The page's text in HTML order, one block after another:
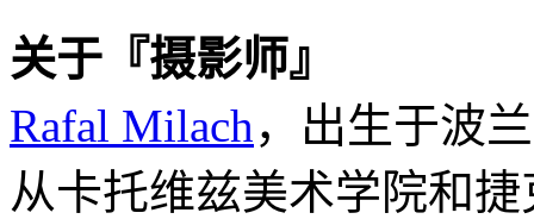
关于『摄影师』
Rafal Milach，出生于波
从卡托维兹美术学院和